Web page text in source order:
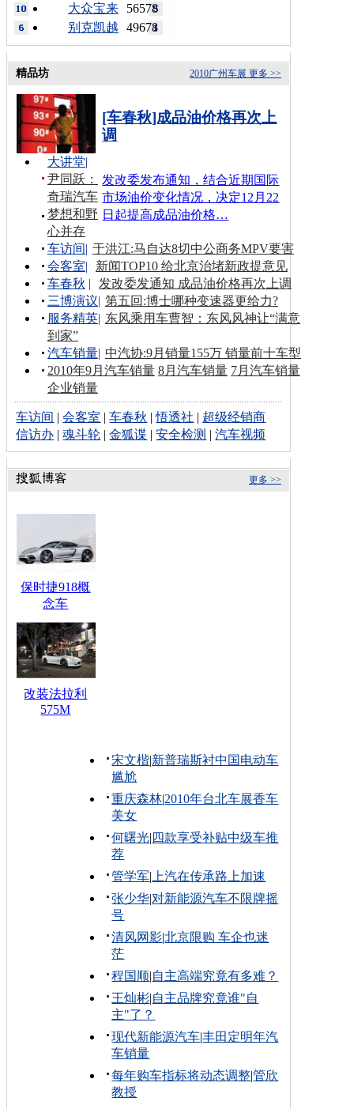
56578
大众宝来
49678
别克凯越
更多 >>
2010广州车展
精品坊
[车春秋]成品油价格再次上
调
发改委发布通知，结合近期国际
市场油价变化情况，决定12月22
日起提高成品油价格…
大讲堂|
尹同跃：
奇瑞汽车
梦想和野
心并存
车访间| 于洪江:马自达8切中公商务MPV要害
会客室|
新闻TOP10 给北京治堵新政提意见
车春秋 |
发改委发通知 成品油价格再次上调
三博演议| 第五回:博士哪种变速器更给力?
服务精英| 东风乘用车曹智：东风风神让“满意
到家”
汽车销量| 中汽协:9月销量155万 销量前十车型
2010年9月汽车销量 8月汽车销量 7月汽车销量
企业销量
车访间 |会客室 |车春秋 |悟透社 | 超级经销商
信访办 |魂斗轮 |金狐谍 |安全检测 |汽车视频
更多 >>
保时捷918概
念车
改装法拉利
575M
宋文楷|新普瑞斯衬中国电动车
尴尬
重庆森林|2010年台北车展香车
美女
何曙光| 四款享受补贴中级车推
荐
管学军| 上汽在传承路上加速
张少华|对新能源汽车不限牌摇
号
清风网影|北京限购 车企也迷
茫
程国顺|自主高端究竟有多难？
王灿彬|自主品牌究竟谁"自
主"了？
现代新能源汽车|丰田定明年汽
车销量
每年购车指标将动态调整|管欣
教授